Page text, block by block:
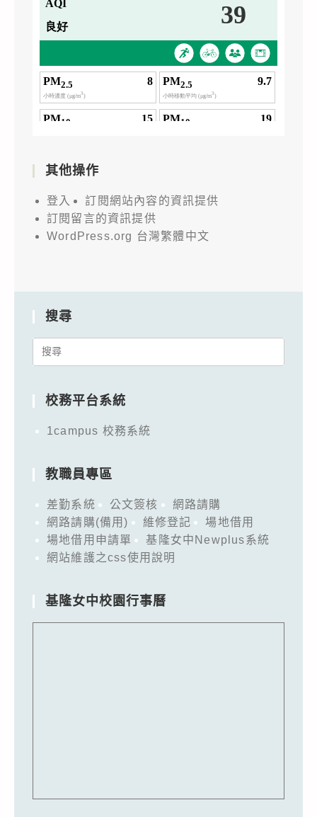
其他操作
登入
訂閱網站內容的資訊提供
訂閱留言的資訊提供
WordPress.org 台灣繁體中文
搜尋
Search
校務平台系統
1campus 校務系統
教職員專區
差勤系統 公文簽核
網路請購
網路請購(備用)
維修登記
場地借用
場地借用申請單
基隆女中Newplus系統
網站維護之css使用說明
基隆女中校園行事曆